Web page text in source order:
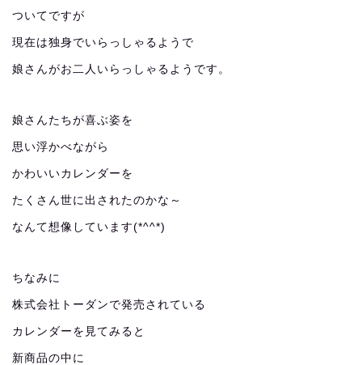
ついてですが
現在は独身でいらっしゃるようで
娘さんがお二人いらっしゃるようです。
娘さんたちが喜ぶ姿を
思い浮かべながら
かわいいカレンダーを
たくさん世に出されたのかな～
なんて想像しています(*^^*)
ちなみに
株式会社トーダンで発売されている
カレンダーを見てみると
新商品の中に